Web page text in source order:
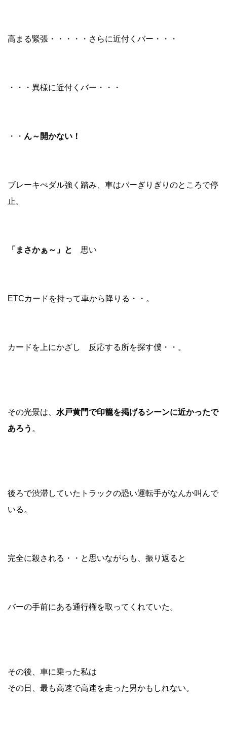
高まる緊張・・・・・さらに近付くバー・・・
・・・異様に近付くバー・・・
・・ ん～開かない！
ブレーキぺダル強く踏み、車はバーぎりぎりのところで停
止。
「まさかぁ～」と 思い
ETCカードを持って車から降りる・・。
カードを上にかざし 反応する所を探す僕・・。
その光景は、 水戸黄門で印籠を掲げるシーンに近かったで
あろう 。
後ろで渋滞していたトラックの恐い運転手がなんか叫んで
いる。
完全に殺される・・と思いながらも、振り返ると
バーの手前にある通行権を取ってくれていた。
その後、車に乗った私は
その日、最も高速で高速を走った男かもしれない。